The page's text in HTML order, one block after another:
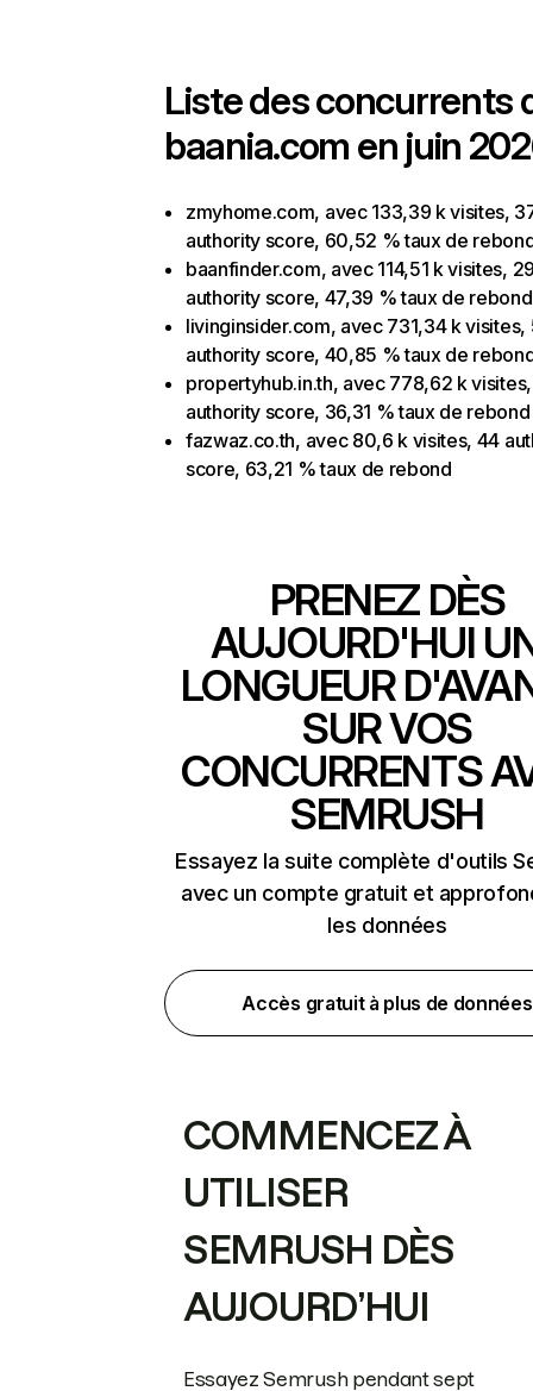
Liste des concurrents
baania.com en juin
zmyhome.com, avec 133,39 k visites,
authority score, 60,52 % taux de
baanfinder.com, avec 114,51 k visites,
authority score, 47,39 % taux de rebond
livinginsider.com, avec 731,34 k visites,
authority score, 40,85 % taux de
propertyhub.in.th, avec 778,62 k
authority score, 36,31 % taux de rebond
fazwaz.co.th, avec 80,6 k visites, 44
score, 63,21 % taux de rebond
PRENEZ DÈS
AUJOURD'HUI
LONGUEUR
SUR VOS
CONCURRENTS
SEMRUSH
Essayez la suite complète d'outils
avec un compte gratuit et
les données
Accès gratuit à plus de données
COMMENCEZ À
UTILISER
SEMRUSH DÈS
AUJOURD’HUI
Essayez Semrush pendant sept